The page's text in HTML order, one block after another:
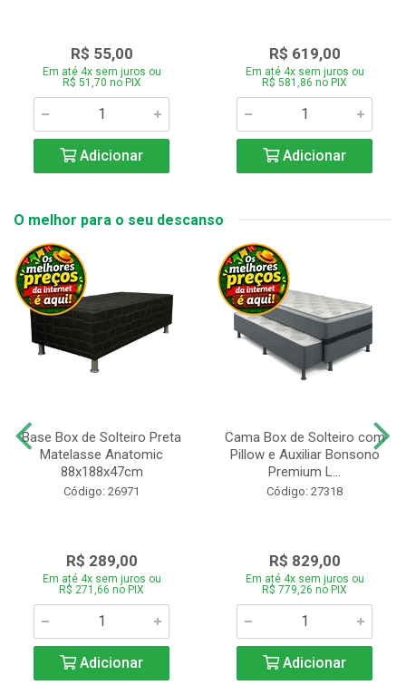
R$ 55,00
Em até 4x sem juros ou
R$ 51,70 no PIX
Adicionar
R$ 619,00
Em até 4x sem juros ou
R$ 581,86 no PIX
Adicionar
O melhor para o seu descanso
Base Box de Solteiro Preta
Matelasse Anatomic
88x188x47cm
Código: 26971
R$ 289,00
Em até 4x sem juros ou
R$ 271,66 no PIX
Adicionar
Cama Box de Solteiro com
Pillow e Auxiliar Bonsono
Premium L...
Código: 27318
R$ 829,00
Em até 4x sem juros ou
R$ 779,26 no PIX
Adicionar